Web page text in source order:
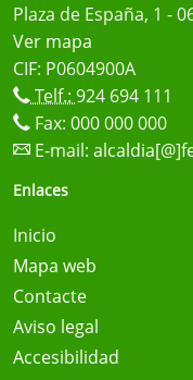
Plaza de España, 1 -
Ver mapa
CIF: P0604900A
Telf.: 924 694 111
Fax: 000 000 000
E-mail:
Enlaces
Inicio
Mapa web
Contacte
Aviso legal
Accesibilidad